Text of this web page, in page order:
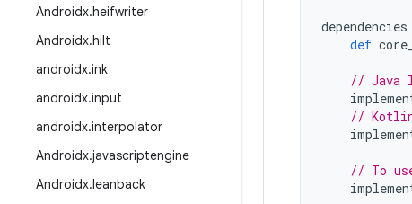
Androidx.heifwriter
Androidx.hilt
androidx.ink
androidx.input
androidx.interpolator
Androidx.javascriptengine
Androidx.leanback
dependencies
def
// Java
//
// To use